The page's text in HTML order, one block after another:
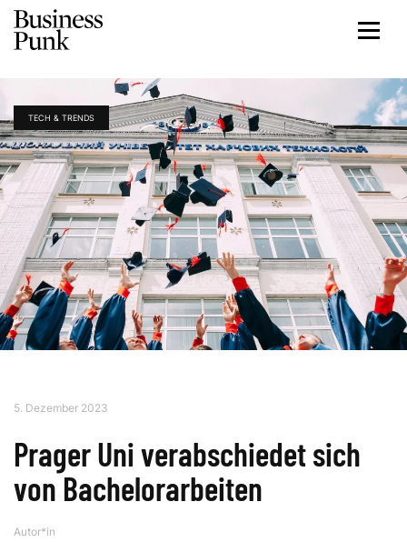
TECH & TRENDS
5. Dezember 2023
Prager Uni verabschiedet sich
von Bachelorarbeiten
Autor*in